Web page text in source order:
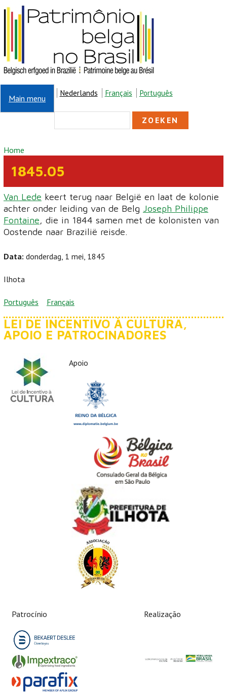
Overslaan en naar de inhoud gaan
Main menu
Nederlands Français Português
ZOEKVELD
U BENT HIER
Home
1845.05
Van Lede keert terug naar België en laat de kolonie
achter onder leiding van de Belg Joseph Philippe
Fontaine, die in 1844 samen met de kolonisten van
Oostende naar Brazilië reisde.
Data: donderdag, 1 mei, 1845
Ilhota
Português Français
LEI DE INCENTIVO À CULTURA,
APOIO E PATROCINADORES
Apoio
Patrocínio Realização